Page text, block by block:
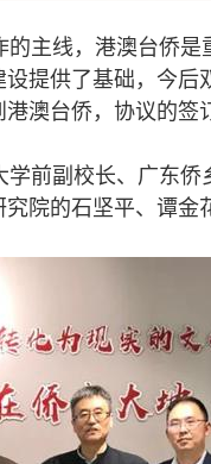
主线，港澳台侨是
提供了基础，今后
澳台侨，协议的签
前副校长、广东侨
院的石坚平、谭金